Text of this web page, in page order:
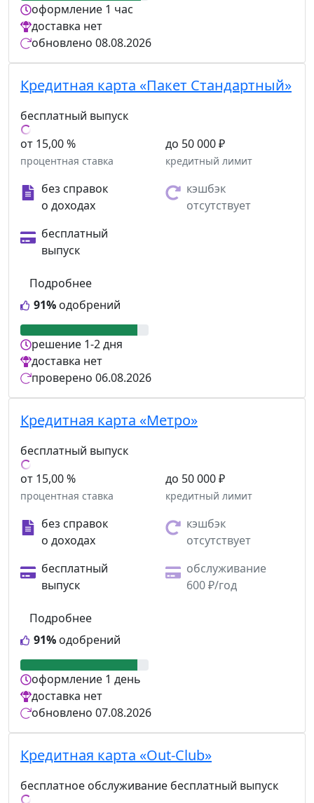
оформление 1 час
доставка нет
обновлено 08.08.2026
Кредитная карта «Пакет Стандартный»
бесплатный выпуск
от 15,00 %
процентная ставка
до 50 000 ₽
кредитный лимит
без справок
о доходах
кэшбэк
отсутствует
бесплатный
выпуск
91% одобрений
Подробнее
решение 1-2 дня
доставка нет
проверено 06.08.2026
Кредитная карта «Метро»
бесплатный выпуск
от 15,00 %
процентная ставка
до 50 000 ₽
кредитный лимит
без справок
о доходах
кэшбэк
отсутствует
бесплатный
выпуск
обслуживание
600 ₽/год
91% одобрений
Подробнее
оформление 1 день
доставка нет
обновлено 07.08.2026
Кредитная карта «Out-Club»
бесплатное обслуживание бесплатный выпуск